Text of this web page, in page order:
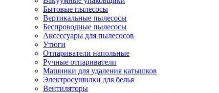
Бытовые пылесосы
Вертикальные пылесосы
Беспроводные пылесосы
Аксессуары для пылесосов
Утюги
Отпариватели напольные
Ручные отпариватели
Машинки для удаления катышков
Электросушилки для белья
Вентиляторы